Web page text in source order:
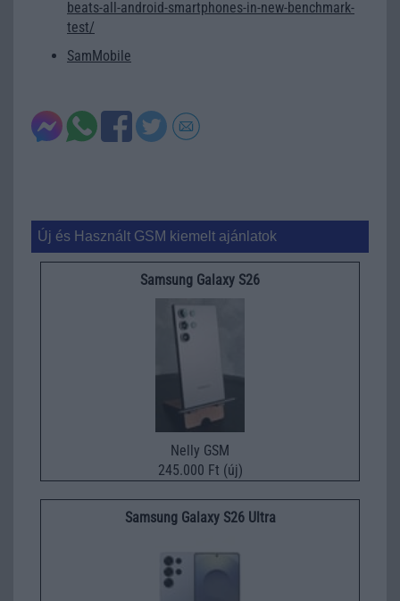
beats-all-android-smartphones-in-new-benchmark-
test/
SamMobile
Új és Használt GSM kiemelt ajánlatok
Samsung Galaxy S26
Nelly GSM
245.000 Ft (új)
Samsung Galaxy S26 Ultra